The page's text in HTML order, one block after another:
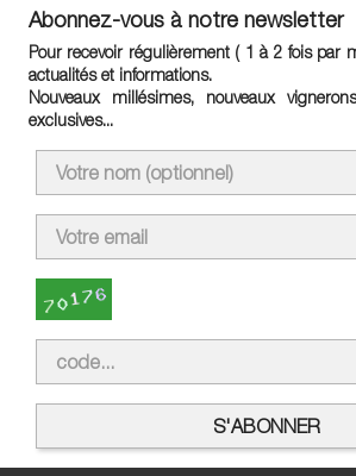
Abonnez-vous à notre newsletter
Pour recevoir régulièrement ( 1 à 2 fois par
actualités et informations.
Nouveaux millésimes, nouveaux
exclusives...